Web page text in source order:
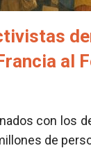
al
con los
de